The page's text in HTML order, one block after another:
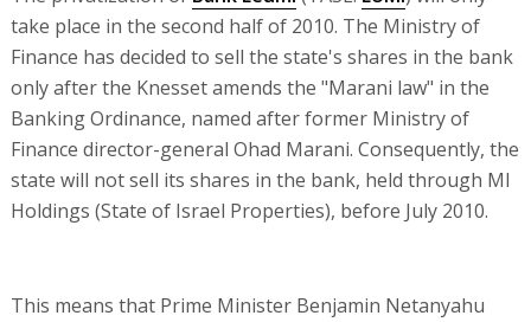
take place in the second half of 2010. The Ministry of
Finance has decided to sell the state's shares in the bank
only after the Knesset amends the "Marani law" in the
Banking Ordinance, named after former Ministry of
Finance director-general Ohad Marani. Consequently, the
state will not sell its shares in the bank, held through MI
Holdings (State of Israel Properties), before July 2010.
This means that Prime Minister Benjamin Netanyahu